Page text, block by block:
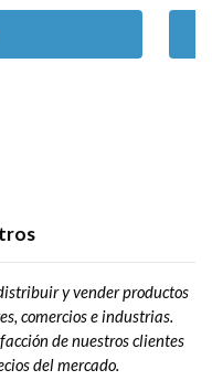
y vender productos
comercios e industrias.
de nuestros clientes
del mercado.